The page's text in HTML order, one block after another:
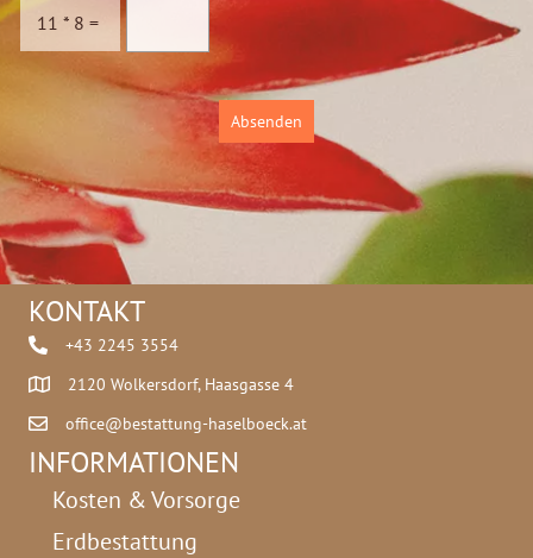
c
u
11 * 8 =
Absenden
KONTAKT
+43 2245 3554
2120 Wolkersdorf, Haasgasse 4
office@bestattung-haselboeck.at
INFORMATIONEN
Kosten & Vorsorge
Erdbestattung